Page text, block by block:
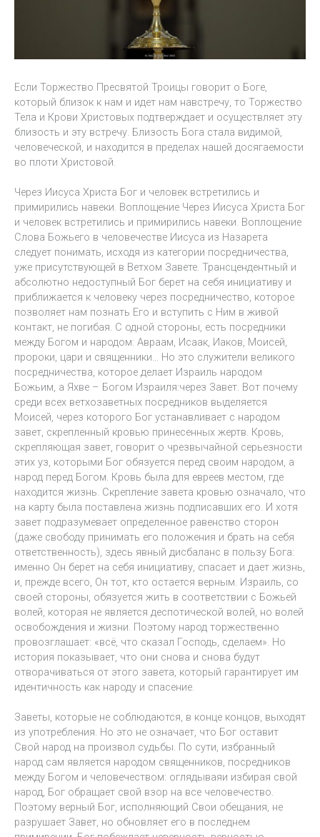
Если Торжество Пресвятой Троицы говорит о Боге,
который близок к нам и идет нам навстречу, то Торжество
Тела и Крови Христовых подтверждает и осуществляет эту
близость и эту встречу. Близость Бога стала видимой,
человеческой, и находится в пределах нашей досягаемости
во плоти Христовой.
Через Иисуса Христа Бог и человек встретились и
примирились навеки. Воплощение Через Иисуса Христа Бог
и человек встретились и примирились навеки. Воплощение
Слова Божьего в человечестве Иисуса из Назарета
следует понимать, исходя из категории посредничества,
уже присутствующей в Ветхом Завете. Трансцендентный и
абсолютно недоступный Бог берет на себя инициативу и
приближается к человеку через посредничество, которое
позволяет нам познать Его и вступить с Ним в живой
контакт, не погибая. С одной стороны, есть посредники
между Богом и народом: Авраам, Исаак, Иаков, Моисей,
пророки, цари и священники… Но это служители великого
посредничества, которое делает Израиль народом
Божьим, а Яхве – Богом Израиля:через Завет. Вот почему
среди всех ветхозаветных посредников выделяется
Моисей, через которого Бог устанавливает с народом
завет, скрепленный кровью принесенных жертв. Кровь,
скрепляющая завет, говорит о чрезвычайной серьезности
этих уз, которыми Бог обязуется перед своим народом, а
народ перед Богом. Кровь была для евреев местом, где
находится жизнь. Скрепление завета кровью означало, что
на карту была поставлена жизнь подписавших его. И хотя
завет подразумевает определенное равенство сторон
(даже свободу принимать его положения и брать на себя
ответственность), здесь явный дисбаланс в пользу Бога:
именно Он берет на себя инициативу, спасает и дает жизнь,
и, прежде всего, Он тот, кто остается верным. Израиль, со
своей стороны, обязуется жить в соответствии с Божьей
волей, которая не является деспотической волей, но волей
освобождения и жизни. Поэтому народ торжественно
провозглашает: «всё, что сказал Господь, сделаем». Но
история показывает, что они снова и снова будут
отворачиваться от этого завета, который гарантирует им
идентичность как народу и спасение.
Заветы, которые не соблюдаются, в конце концов, выходят
из употребления. Но это не означает, что Бог оставит
Свой народ на произвол судьбы. По сути, избранный
народ сам является народом священников, посредников
между Богом и человечеством: оглядываяи избирая свой
народ, Бог обращает свой взор на все человечество.
Поэтому верный Бог, исполняющий Свои обещания, не
разрушает Завет, но обновляет его в последнем